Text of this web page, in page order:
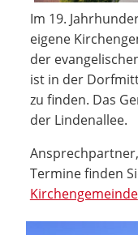
Im 19.
eigene
der
ist in der
zu finden. Das
der Lindenallee.
Termine finden
Kirchengemeinde